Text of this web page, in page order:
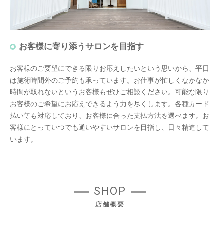
お客様に寄り添うサロンを目指す
お客様のご要望にできる限りお応えしたいという思いから、平日
は施術時間外のご予約も承っています。お仕事が忙しくなかなか
時間が取れないというお客様もぜひご相談ください。可能な限り
お客様のご希望にお応えできるよう力を尽くします。各種カード
払い等も対応しており、お客様に合った支払方法を選べます。お
客様にとっていつでも通いやすいサロンを目指し、日々精進して
います。
店舗概要
SHOP